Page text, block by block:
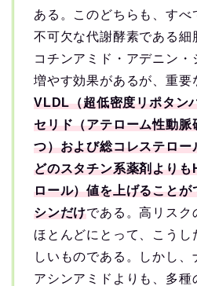
ある。このどちらも、すべ
不可欠な代謝酵素である
コチンアミド・アデニン・
増やす効果があるが、重要
VLDL（超低密度リポタン
セリド（アテローム性動脈
つ）および総コレステロー
どのスタチン系薬剤より
ロール）値を上げることが
シンだけである。高リスク
ほとんどにとって、こうし
しいものである。しかし、
アシンアミドよりも、多